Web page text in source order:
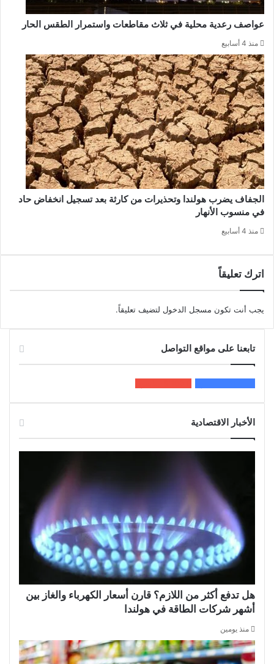
عواصف رعدية محلية في ثلاث مقاطعات واستمرار الطقس الحار
منذ 4 أسابيع
الجفاف يضرب هولندا وتحذيرات من كارثة بعد تسجيل انخفاض حاد
في منسوب الأنهار
منذ 4 أسابيع
اترك تعليقاً
يجب أنت تكون مسجل الدخول لتضيف تعليقاً.
تابعنا على مواقع التواصل
الأخبار الاقتصادية
هل تدفع أكثر من اللازم؟ قارن أسعار الكهرباء والغاز بين
أشهر شركات الطاقة في هولندا
منذ يومين